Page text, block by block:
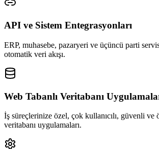
API ve Sistem Entegrasyonları
ERP, muhasebe, pazaryeri ve üçüncü parti
otomatik veri akışı.
Web Tabanlı Veritabanı
İş süreçlerinize özel, çok kullanıcılı, güvenli ve
veritabanı uygulamaları.